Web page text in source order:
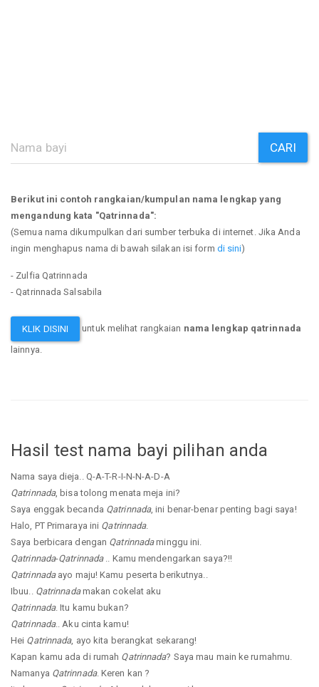
CARI
Berikut ini contoh rangkaian/kumpulan nama lengkap yang
mengandung kata "Qatrinnada":
(Semua nama dikumpulkan dari sumber terbuka di internet. Jika Anda
ingin menghapus nama di bawah silakan isi form di sini)
- Zulfia Qatrinnada
- Qatrinnada Salsabila
KLIK DISINI untuk melihat rangkaian nama lengkap qatrinnada
lainnya.
Hasil test nama bayi pilihan anda
Nama saya dieja.. Q-A-T-R-I-N-N-A-D-A
Qatrinnada, bisa tolong menata meja ini?
Saya enggak becanda Qatrinnada, ini benar-benar penting bagi saya!
Halo, PT Primaraya ini Qatrinnada.
Saya berbicara dengan Qatrinnadaminggu ini.
Qatrinnada-Qatrinnada.. Kamu mendengarkan saya?!!
Qatrinnadaayo maju! Kamu peserta berikutnya..
Ibuu.. Qatrinnadamakan cokelat aku
Qatrinnada. Itu kamu bukan?
Qatrinnada.. Aku cinta kamu!
Hei Qatrinnada, ayo kita berangkat sekarang!
Kapan kamu ada di rumah Qatrinnada? Saya mau main ke rumahmu.
Namanya Qatrinnada. Keren kan ?